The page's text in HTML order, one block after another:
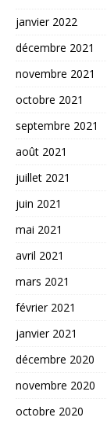
janvier 2022
décembre 2021
novembre 2021
octobre 2021
septembre 2021
août 2021
juillet 2021
juin 2021
mai 2021
avril 2021
mars 2021
février 2021
janvier 2021
décembre 2020
novembre 2020
octobre 2020